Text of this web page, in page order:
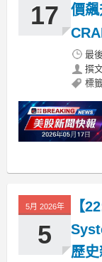
17
價飆
最
撰
標
5月 2026年
5
【
歷